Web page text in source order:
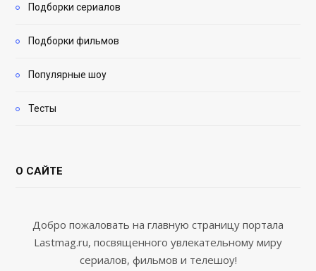
Подборки сериалов
Подборки фильмов
Популярные шоу
Тесты
О САЙТЕ
Добро пожаловать на главную страницу портала
Lastmag.ru, посвященного увлекательному миру
сериалов, фильмов и телешоу!